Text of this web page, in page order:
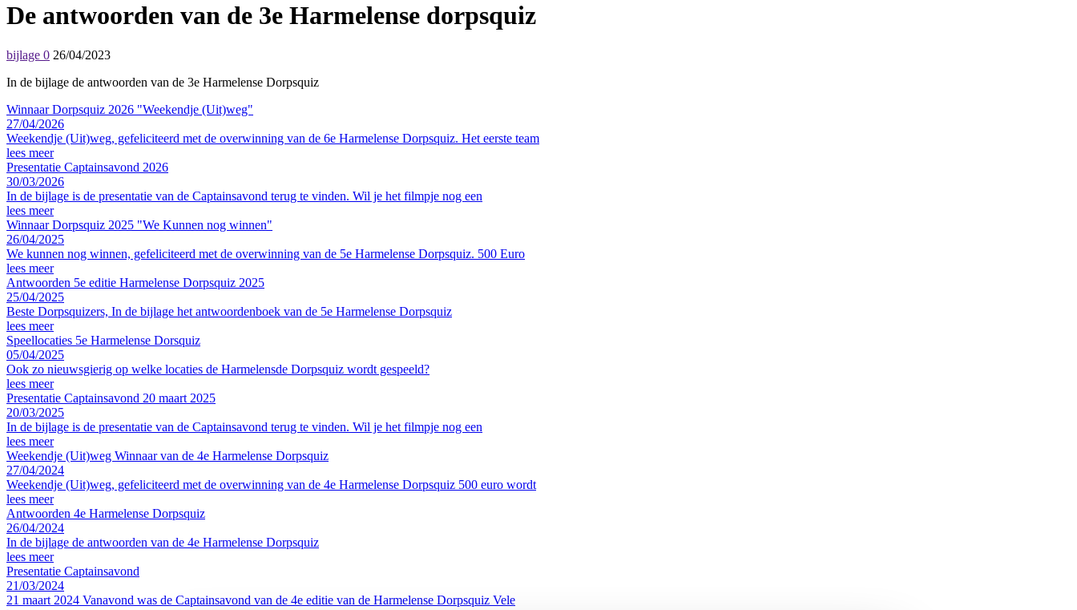
De antwoorden van de 3e Harmelense dorpsquiz
bijlage 0 26/04/2023
In de bijlage de antwoorden van de 3e Harmelense Dorpsquiz
Winnaar Dorpsquiz 2026 "Weekendje (Uit)weg"
27/04/2026
Weekendje (Uit)weg, gefeliciteerd met de overwinning van de 6e Harmelense Dorpsquiz. Het eerste team
lees meer
Presentatie Captainsavond 2026
30/03/2026
In de bijlage is de presentatie van de Captainsavond terug te vinden. Wil je het filmpje nog een
lees meer
Winnaar Dorpsquiz 2025 "We Kunnen nog winnen"
26/04/2025
We kunnen nog winnen, gefeliciteerd met de overwinning van de 5e Harmelense Dorpsquiz. 500 Euro
lees meer
Antwoorden 5e editie Harmelense Dorpsquiz 2025
25/04/2025
Beste Dorpsquizers, In de bijlage het antwoordenboek van de 5e Harmelense Dorpsquiz
lees meer
Speellocaties 5e Harmelense Dorsquiz
05/04/2025
Ook zo nieuwsgierig op welke locaties de Harmelensde Dorpsquiz wordt gespeeld?
lees meer
Presentatie Captainsavond 20 maart 2025
20/03/2025
In de bijlage is de presentatie van de Captainsavond terug te vinden. Wil je het filmpje nog een
lees meer
Weekendje (Uit)weg Winnaar van de 4e Harmelense Dorpsquiz
27/04/2024
Weekendje (Uit)weg, gefeliciteerd met de overwinning van de 4e Harmelense Dorpsquiz 500 euro wordt
lees meer
Antwoorden 4e Harmelense Dorpsquiz
26/04/2024
In de bijlage de antwoorden van de 4e Harmelense Dorpsquiz
lees meer
Presentatie Captainsavond
21/03/2024
21 maart 2024 Vanavond was de Captainsavond van de 4e editie van de Harmelense Dorpsquiz Vele